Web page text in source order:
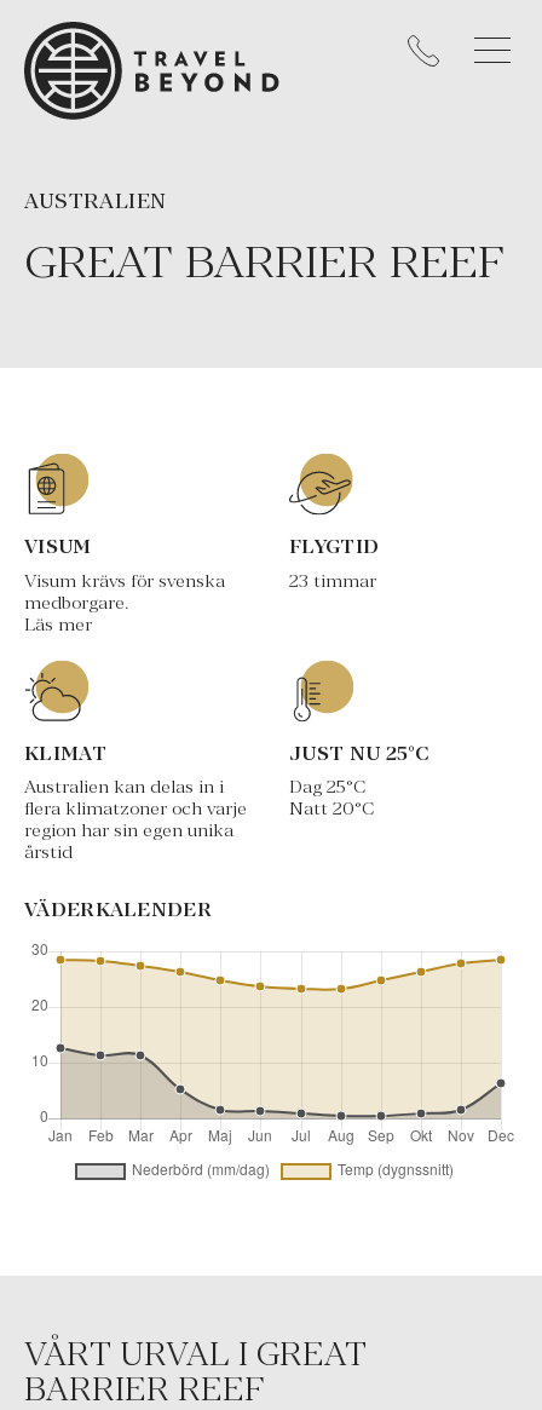
GREAT BARRIER REEF
AUSTRALIEN
VISUM
Visum krävs för svenska
medborgare.
Läs mer
FLYGTID
23 timmar
KLIMAT
Australien kan delas in i
flera klimatzoner och varje
region har sin egen unika
årstid
JUST NU 25°C
Dag 25°C
Natt 20°C
VÄDERKALENDER
VÅRT URVAL I GREAT
BARRIER REEF